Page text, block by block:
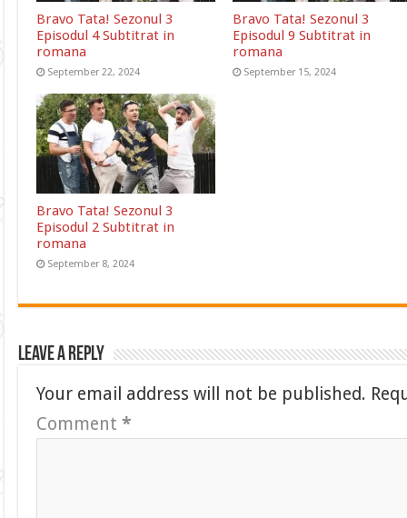
Bravo Tata! Sezonul 3
Episodul 4 Subtitrat in
romana
September 22, 2024
Bravo Tata! Sezonul 3
Episodul 9 Subtitrat in
romana
September 15, 2024
Bravo Tata! Sezonul 3
Episodul 2 Subtitrat in
romana
September 8, 2024
Leave a Reply
Your email address will not be published.
Comment*